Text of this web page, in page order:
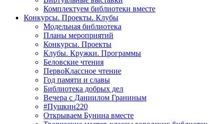
Комплектуем библиотеки вместе
Конкурсы. Проекты. Клубы
Модельная библиотека
Планы мероприятий
Конкурсы. Проекты
Клубы. Кружки. Программы
Беловские чтения
ПервоКлассное чтение
Год памяти и славы
Библиотека добрых дел
Вечера с Даниилом Граниным
#Пушкин220
Открываем Бунина вместе